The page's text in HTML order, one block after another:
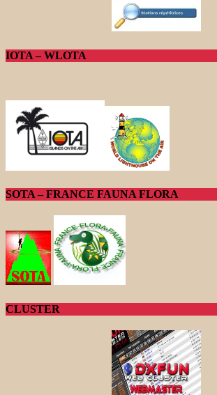
IOTA – WLOTA
SOTA – FRANCE FAUNA FLORA
CLUSTER